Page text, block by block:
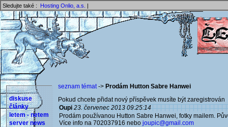
Sledujte také : Hosting Onlio, a.s. |
diskuse
články
letem - netem
server news
seznam témat-> Prodám Hutton Sabre Hanwei
Pokud chcete přidat nový příspěvek musíte být
Oupi 23. červenec 2013 09:25:14
Prodám používanou Hutton Sabre Hanwei, fotky mailem.
Více info na 702037916 nebo joupic@gmail.com